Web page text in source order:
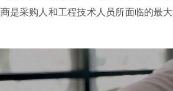
商是采购人和工程技术人员所面临的最